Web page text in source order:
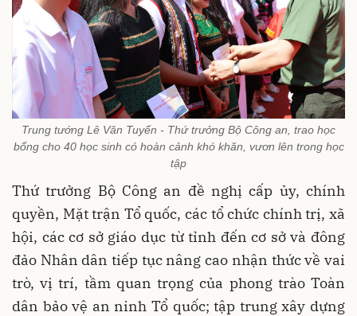
Trung tướng Lê Văn Tuyến - Thứ trưởng Bộ Công an, trao học
bổng cho 40 học sinh có hoàn cảnh khó khăn, vươn lên trong học
tập
Thứ trưởng Bộ Công an đề nghị cấp ủy, chính
quyền, Mặt trận Tổ quốc, các tổ chức chính trị, xã
hội, các cơ sở giáo dục từ tỉnh đến cơ sở và đông
đảo Nhân dân tiếp tục nâng cao nhận thức về vai
trò, vị trí, tầm quan trọng của phong trào Toàn
dân bảo vệ an ninh Tổ quốc; tập trung xây dựng